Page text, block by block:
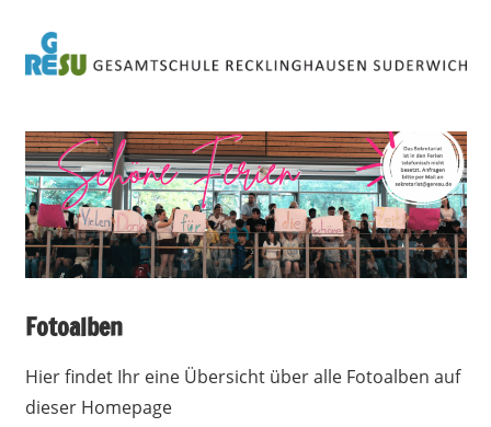
Inhalt
springen
Gesamtschule
Suderwich
Fotoalben
Hier findet Ihr eine Übersicht über alle Fotoalben auf
dieser Homepage